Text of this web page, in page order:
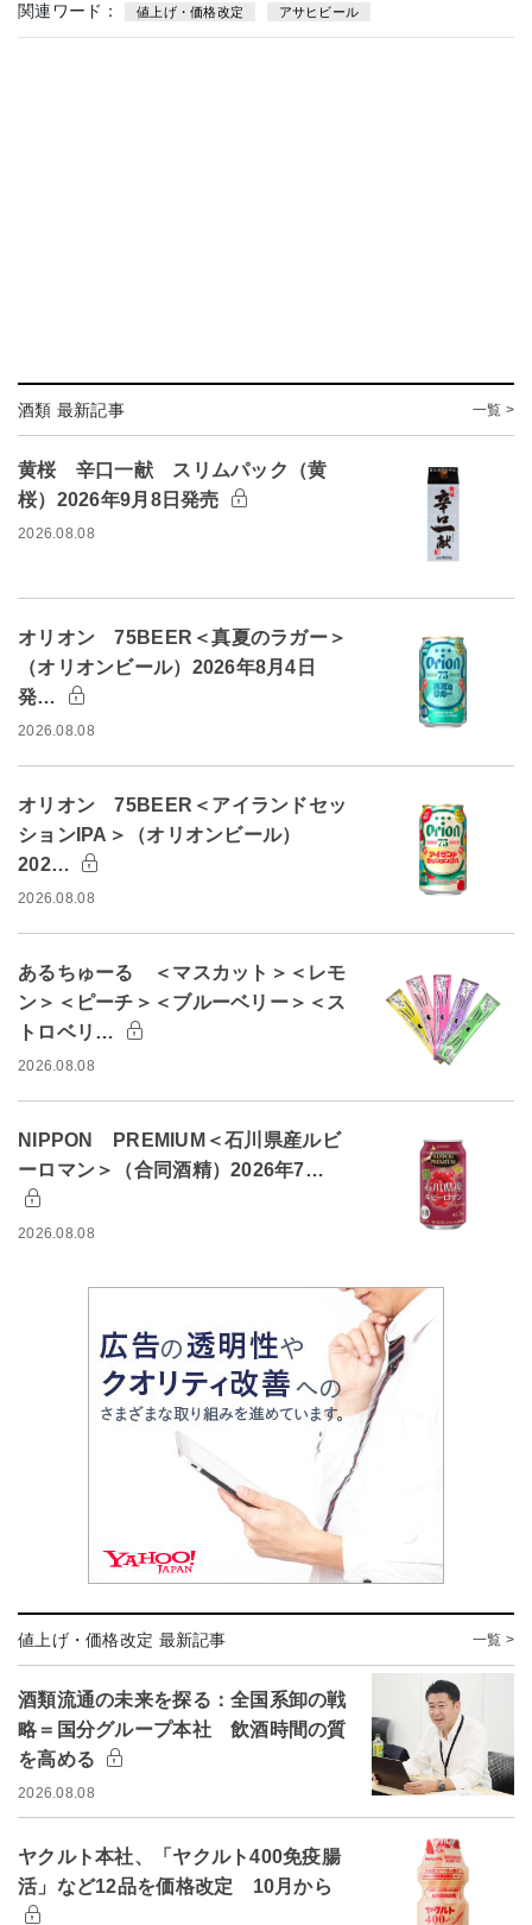
関連ワード： 値上げ・価格改定 アサヒビール
酒類 最新記事 一覧 >
黄桜 辛口一献 スリムパック（黄
桜）2026年9月8日発売
2026.08.08
オリオン 75BEER＜真夏のラガー＞
（オリオンビール）2026年8月4日
発…
2026.08.08
オリオン 75BEER＜アイランドセッ
ションIPA＞（オリオンビール）
202…
2026.08.08
あるちゅーる ＜マスカット＞＜レモ
ン＞＜ピーチ＞＜ブルーベリー＞＜ス
トロベリ…
2026.08.08
NIPPON PREMIUM＜石川県産ルビ
ーロマン＞（合同酒精）2026年7…
2026.08.08
値上げ・価格改定 最新記事 一覧 >
酒類流通の未来を探る：全国系卸の戦
略＝国分グループ本社 飲酒時間の質
を高める
2026.08.08
ヤクルト本社、「ヤクルト400免疫腸
活」など12品を価格改定 10月から